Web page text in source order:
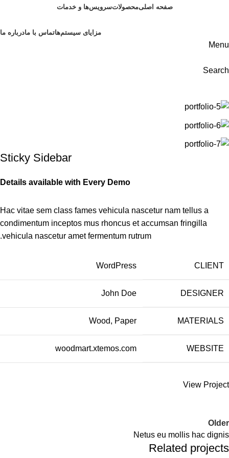
صفحه اصلیمحصولاتسرویس‌ها و خدمات
مزایای سیستم‌هاتماس با مادرباره ما
Menu
Search
Sticky Sidebar
Details available with Every Demo
Hac vitae sem class fames vehicula nascetur nam tellus a
condimentum inceptos mus rhoncus et accumsan fringilla
vehicula nascetur amet fermentum rutrum.
CLIENT
WordPress
DESIGNER
John Doe
MATERIALS
Wood, Paper
WEBSITE
woodmart.xtemos.com
View Project
Older
Netus eu mollis hac dignis
Related projects